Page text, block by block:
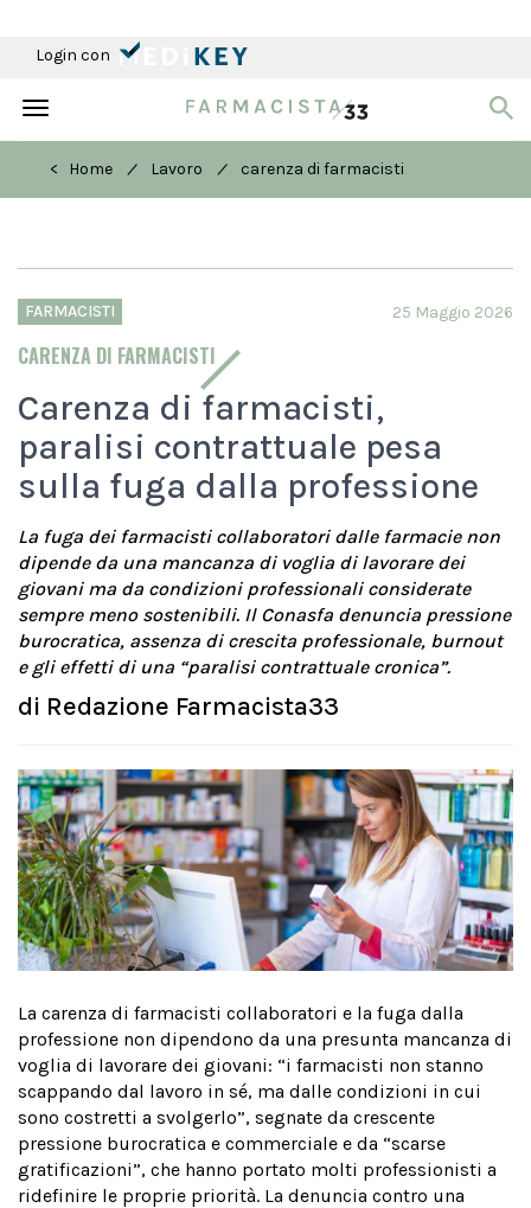
Login con
Toggle
< Home
/ Lavoro / carenza di farmacisti
FARMACISTI
CARENZA DI FARMACISTI
25 Maggio 2026
Carenza di farmacisti,
paralisi contrattuale pesa
sulla fuga dalla professione
La fuga dei farmacisti collaboratori dalle farmacie non
dipende da una mancanza di voglia di lavorare dei
giovani ma da condizioni professionali considerate
sempre meno sostenibili. Il Conasfa denuncia pressione
burocratica, assenza di crescita professionale, burnout
e gli effetti di una “paralisi contrattuale cronica”.
di Redazione Farmacista33
La carenza di farmacisti collaboratori e la fuga dalla
professione non dipendono da una presunta mancanza di
voglia di lavorare dei giovani: “i farmacisti non stanno
scappando dal lavoro in sé, ma dalle condizioni in cui
sono costretti a svolgerlo”, segnate da crescente
pressione burocratica e commerciale e da “scarse
gratificazioni”, che hanno portato molti professionisti a
ridefinire le proprie priorità. La denuncia contro una